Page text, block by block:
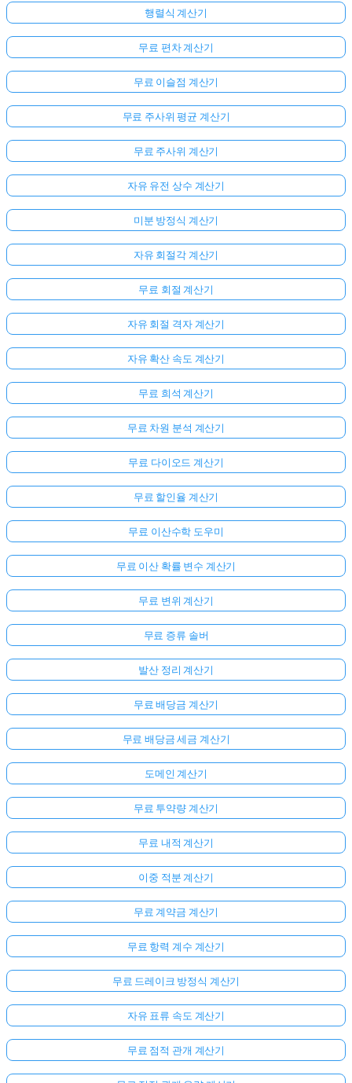
여
기
인
하
세
행렬식 계산기
무료 편차 계산기
무료 이슬점 계산기
무료 주사위 평균 계산기
무료 주사위 계산기
자유 유전 상수 계산기
미분 방정식 계산기
자유 회절각 계산기
무료 회절 계산기
자유 회절 격자 계산기
자유 확산 속도 계산기
무료 희석 계산기
무료 차원 분석 계산기
무료 다이오드 계산기
무료 할인율 계산기
무료 이산수학 도우미
무료 이산 확률 변수 계산기
무료 변위 계산기
무료 증류 솔버
발산 정리 계산기
무료 배당금 계산기
무료 배당금 세금 계산기
도메인 계산기
무료 투약량 계산기
무료 내적 계산기
이중 적분 계산기
무료 계약금 계산기
무료 항력 계수 계산기
무료 드레이크 방정식 계산기
자유 표류 속도 계산기
무료 점적 관개 계산기